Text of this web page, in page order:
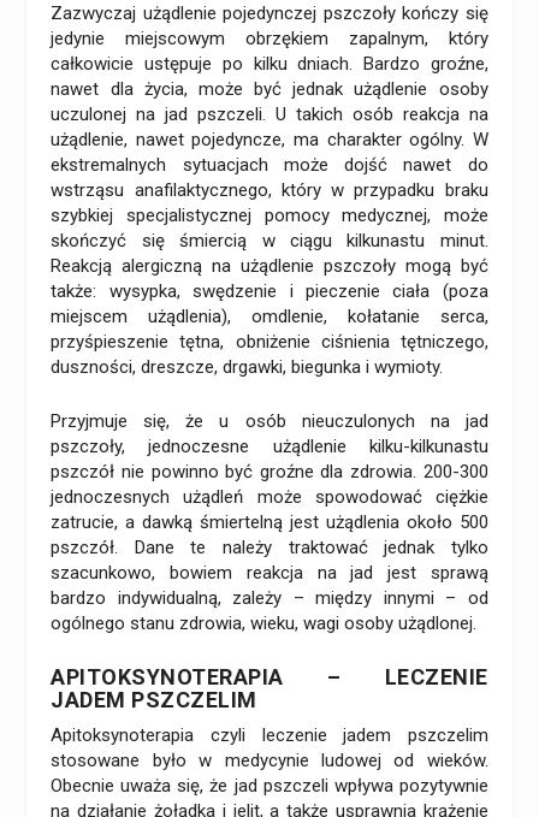
Zazwyczaj użądlenie pojedynczej pszczoły kończy się
jedynie miejscowym obrzękiem zapalnym, który
całkowicie ustępuje po kilku dniach. Bardzo groźne,
nawet dla życia, może być jednak użądlenie osoby
uczulonej na jad pszczeli. U takich osób reakcja na
użądlenie, nawet pojedyncze, ma charakter ogólny. W
ekstremalnych sytuacjach może dojść nawet do
wstrząsu anafilaktycznego, który w przypadku braku
szybkiej specjalistycznej pomocy medycznej, może
skończyć się śmiercią w ciągu kilkunastu minut.
Reakcją alergiczną na użądlenie pszczoły mogą być
także: wysypka, swędzenie i pieczenie ciała (poza
miejscem użądlenia), omdlenie, kołatanie serca,
przyśpieszenie tętna, obniżenie ciśnienia tętniczego,
duszności, dreszcze, drgawki, biegunka i wymioty.
Przyjmuje się, że u osób nieuczulonych na jad
pszczoły, jednoczesne użądlenie kilku-kilkunastu
pszczół nie powinno być groźne dla zdrowia. 200-300
jednoczesnych użądleń może spowodować ciężkie
zatrucie, a dawką śmiertelną jest użądlenia około 500
pszczół. Dane te należy traktować jednak tylko
szacunkowo, bowiem reakcja na jad jest sprawą
bardzo indywidualną, zależy – między innymi – od
ogólnego stanu zdrowia, wieku, wagi osoby użądlonej.
APITOKSYNOTERAPIA – LECZENIE
JADEM PSZCZELIM
Apitoksynoterapia czyli leczenie jadem pszczelim
stosowane było w medycynie ludowej od wieków.
Obecnie uważa się, że jad pszczeli wpływa pozytywnie
na działanie żołądka i jelit, a także usprawnia krążenie